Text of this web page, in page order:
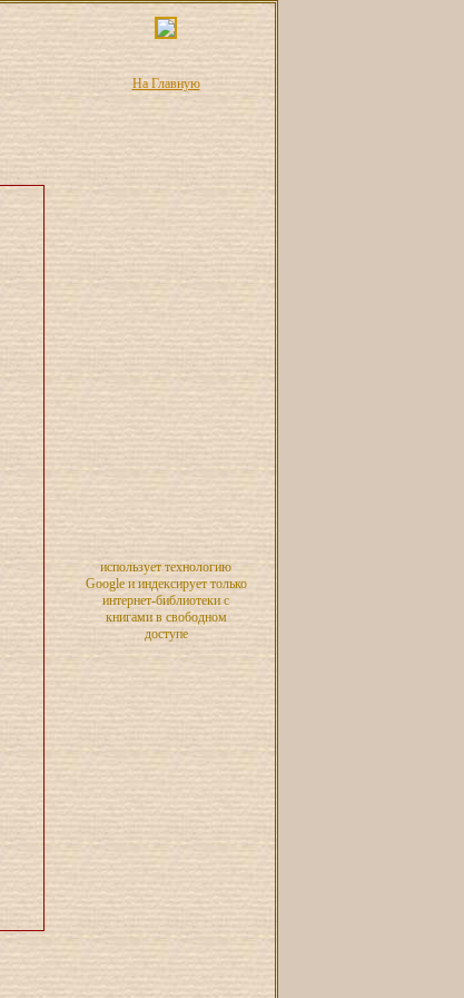
На Главную
использует технологию
Google и индексирует только
интернет-библиотеки с
книгами в свободном
доступе